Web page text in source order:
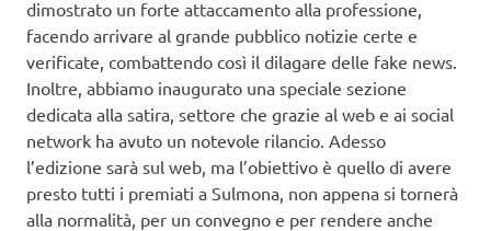
dimostrato un forte attaccamento alla professione,
facendo arrivare al grande pubblico notizie certe e
verificate, combattendo così il dilagare delle fake news.
Inoltre, abbiamo inaugurato una speciale sezione
dedicata alla satira, settore che grazie al web e ai social
network ha avuto un notevole rilancio. Adesso
l’edizione sarà sul web, ma l’obiettivo è quello di avere
presto tutti i premiati a Sulmona, non appena si tornerà
alla normalità, per un convegno e per rendere anche